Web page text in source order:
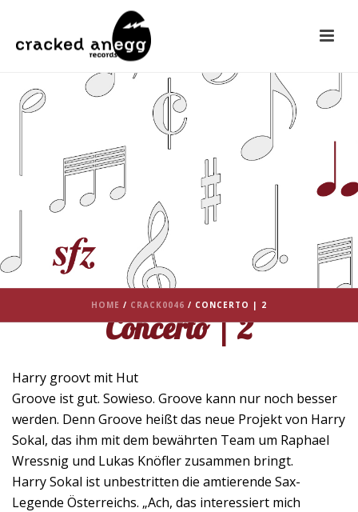
HOME / CRACK0046 / CONCERTO | 2
Concerto | 2
Harry groovt mit Hut
Groove ist gut. Sowieso. Groove kann nur noch besser
werden. Denn Groove heißt das neue Projekt von Harry
Sokal, das ihm mit dem bewährten Team um Raphael
Wressnig und Lukas Knöfler zusammen bringt.
Harry Sokal ist unbestritten die amtierende Sax-
Legende Österreichs. „Ach, das interessiert mich